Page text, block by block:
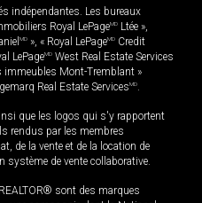
indépendantes. Les bureaux
Royal LePageMD Ltée »,
MD », « Royal LePageMD Credit
LePageMD West Real Estate Services
immeubles Mont-Tremblant »
Real Estate ServicesMD.
que les logos qui s'y rapportent
rendus par les membres
de la vente et de la location de
de vente collaborative.
sont des marques